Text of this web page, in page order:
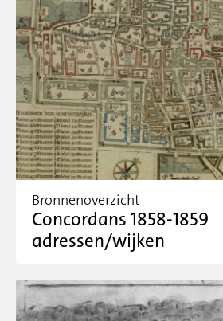
Bronnenoverzicht
Concordans 1858-1859
adressen/wijken